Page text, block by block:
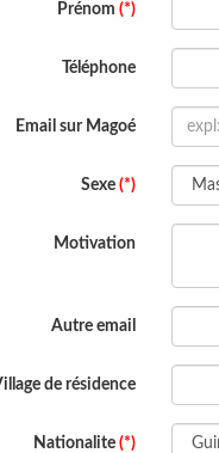
Prénom (*)
Téléphone
Email sur Magoé
Sexe (*)
Motivation
Autre email
de résidence
Nationalite (*)